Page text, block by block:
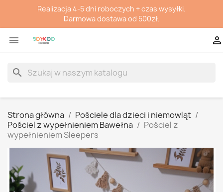
Realizacja 4-5 dni roboczych + czas wysyłki.
Darmowa dostawa od 500zł.
 
search
Strona główna
Pościele dla dzieci i niemowląt
Pościel z wypełnieniem Bawełna
Pościel z
wypełnieniem Sleepers